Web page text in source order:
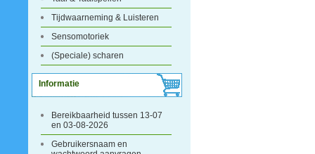
Tijdwaarneming & Luisteren
Sensomotoriek
(Speciale) scharen
Informatie
Bereikbaarheid tussen 13-07
en 03-08-2026
Gebruikersnaam en